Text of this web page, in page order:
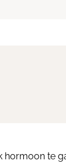
hormoon te